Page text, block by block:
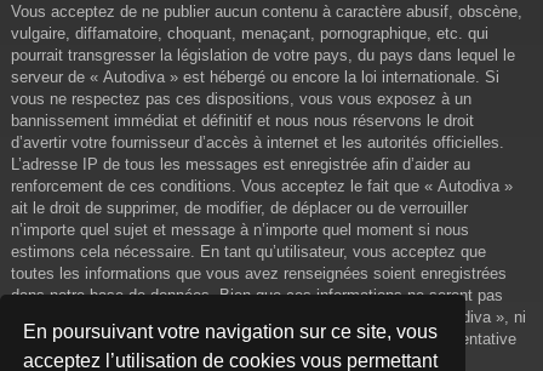
En poursuivant votre navigation sur ce site, vous
acceptez l’utilisation de cookies vous permettant
Vous acceptez de ne publier aucun contenu à caractère abusif, obscène,
vulgaire, diffamatoire, choquant, menaçant, pornographique, etc. qui
pourrait transgresser la législation de votre pays, du pays dans lequel le
serveur de « Autodiva » est hébergé ou encore la loi internationale. Si
vous ne respectez pas ces dispositions, vous vous exposez à un
bannissement immédiat et définitif et nous nous réservons le droit
d’avertir votre fournisseur d’accès à internet et les autorités officielles.
L’adresse IP de tous les messages est enregistrée afin d’aider au
renforcement de ces conditions. Vous acceptez le fait que « Autodiva »
ait le droit de supprimer, de modifier, de déplacer ou de verrouiller
n’importe quel sujet et message à n’importe quel moment si nous
estimons cela nécessaire. En tant qu’utilisateur, vous acceptez que
toutes les informations que vous avez renseignées soient enregistrées
dans notre base de données. Bien que ces informations ne seront pas
diffusées à une tierce partie sans votre consentement, ni « Autodiva », ni
phpBB, ne pourront être tenus comme responsables en cas de tentative
de piratage informatique visant à compromettre vos données.